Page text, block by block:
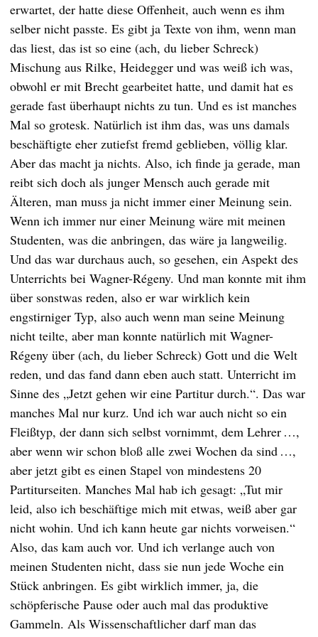
erwartet, der hatte diese Offenheit, auch wenn es ihm
selber nicht passte. Es gibt ja Texte von ihm, wenn man
das liest, das ist so eine (ach, du lieber Schreck)
Mischung aus Rilke, Heidegger und was weiß ich was,
obwohl er mit Brecht gearbeitet hatte, und damit hat es
gerade fast überhaupt nichts zu tun. Und es ist manches
Mal so grotesk. Natürlich ist ihm das, was uns damals
beschäftigte eher zutiefst fremd geblieben, völlig klar.
Aber das macht ja nichts. Also, ich finde ja gerade, man
reibt sich doch als junger Mensch auch gerade mit
Älteren, man muss ja nicht immer einer Meinung sein.
Wenn ich immer nur einer Meinung wäre mit meinen
Studenten, was die anbringen, das wäre ja langweilig.
Und das war durchaus auch, so gesehen, ein Aspekt des
Unterrichts bei Wagner-Régeny. Und man konnte mit ihm
über sonstwas reden, also er war wirklich kein
engstirniger Typ, also auch wenn man seine Meinung
nicht teilte, aber man konnte natürlich mit Wagner-
Régeny über (ach, du lieber Schreck) Gott und die Welt
reden, und das fand dann eben auch statt. Unterricht im
Sinne des „Jetzt gehen wir eine Partitur durch.“. Das war
manches Mal nur kurz. Und ich war auch nicht so ein
Fleißtyp, der dann sich selbst vornimmt, dem Lehrer …,
aber wenn wir schon bloß alle zwei Wochen da sind …,
aber jetzt gibt es einen Stapel von mindestens 20
Partiturseiten. Manches Mal hab ich gesagt: „Tut mir
leid, also ich beschäftige mich mit etwas, weiß aber gar
nicht wohin. Und ich kann heute gar nichts vorweisen.“
Also, das kam auch vor. Und ich verlange auch von
meinen Studenten nicht, dass sie nun jede Woche ein
Stück anbringen. Es gibt wirklich immer, ja, die
schöpferische Pause oder auch mal das produktive
Gammeln. Als Wissenschaftlicher darf man das